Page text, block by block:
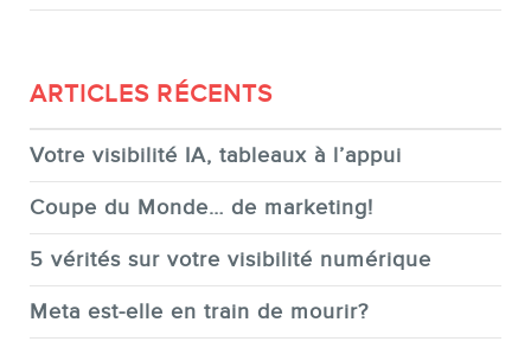
ARTICLES RÉCENTS
Votre visibilité IA, tableaux à l’appui
Coupe du Monde… de marketing!
5 vérités sur votre visibilité numérique
Meta est-elle en train de mourir?